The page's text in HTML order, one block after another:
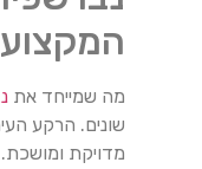
מה שמייחד את
שונים. הרקע
מדויקת